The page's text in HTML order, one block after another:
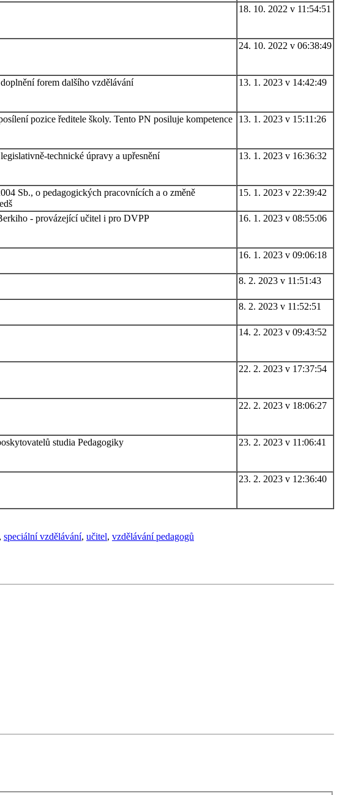
18. 10. 2022 v 11:54:51
24. 10. 2022 v 06:38:49
forem dalšího vzdělávání 13. 1. 2023 v 14:42:49
pozice ředitele školy. Tento PN posiluje kompetence
13. 1. 2023 v 15:11:26
technické úpravy a upřesnění 13. 1. 2023 v 16:36:32
Sb., o pedagogických pracovnících a o změně
15. 1. 2023 v 22:39:42
- provázející učitel i pro DVPP 16. 1. 2023 v 08:55:06
16. 1. 2023 v 09:06:18
8. 2. 2023 v 11:51:43
8. 2. 2023 v 11:52:51
14. 2. 2023 v 09:43:52
22. 2. 2023 v 17:37:54
22. 2. 2023 v 18:06:27
studia Pedagogiky 23. 2. 2023 v 11:06:41
23. 2. 2023 v 12:36:40
, speciální vzdělávání, učitel, vzdělávání pedagogů